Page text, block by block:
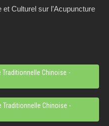
Culturel sur l’Acupuncture
Traditionnelle Chinoise -
Traditionnelle Chinoise -